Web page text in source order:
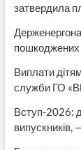
затвердила
пошкоджених
Виплати
служби ГО
Вступ-2026: